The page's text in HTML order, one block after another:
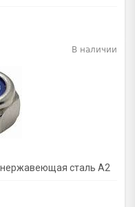
нержавеющая сталь A2
В наличии